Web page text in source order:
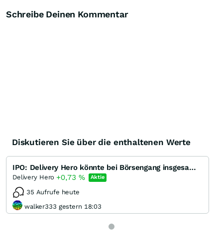
Schreibe Deinen Kommentar
Diskutieren Sie über die enthaltenen Werte
IPO: Delivery Hero könnte bei Börsengang insgesamt bis zu eine Milliarde einsammeln
Delivery Hero +0,73 % Aktie
35 Aufrufe heute
walker333 gestern 18:03